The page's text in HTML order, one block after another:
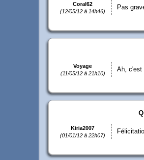
Coral62
(12/05/12 à 14h46)
Pas
Voyage
(11/05/12 à 21h10)
Ah, c'est
Kiria2007
(01/01/12 à 22h07)